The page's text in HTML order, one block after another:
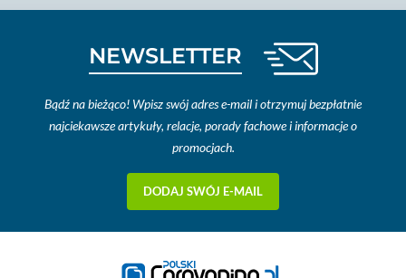
NEWSLETTER
Bądź na bieżąco! Wpisz swój adres e-mail i otrzymuj bezpłatnie
najciekawsze artykuły, relacje, porady fachowe i informacje o
promocjach.
DODAJ SWÓJ E-MAIL